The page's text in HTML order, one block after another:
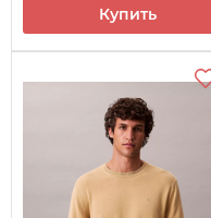
Купить